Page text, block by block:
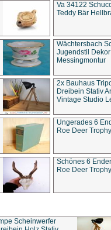
Va 34122
Teddy Bär
Wächtersbach
Jugendstil
Messingmontur
2x Bauhaus
Dreibein Stativ
Vintage Studio
Ungerades 6
Roe Deer
Schönes 6
Roe Deer
Scheinwerfer